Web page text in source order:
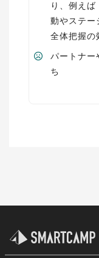
り、例え
動やステー
全体把握の
パートナー
ち